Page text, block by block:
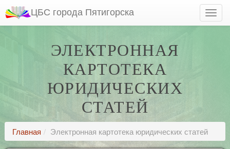
ЦБС города Пятигорска
ЭЛЕКТРОННАЯ
КАРТОТЕКА
ЮРИДИЧЕСКИХ
СТАТЕЙ
Главная Электронная картотека юридических статей